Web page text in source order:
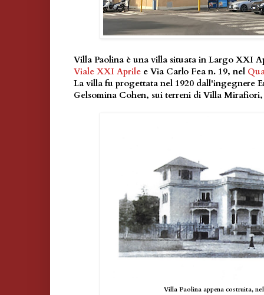
Villa Paolina è una villa situata in Largo XXI
Viale XXI Aprile e Via Carlo Fea n. 19, nel
La villa fu progettata nel 1920 dall'ingegnere
Gelsomina Cohen, sui terreni di Villa
Villa Paolina appena costruita, nel